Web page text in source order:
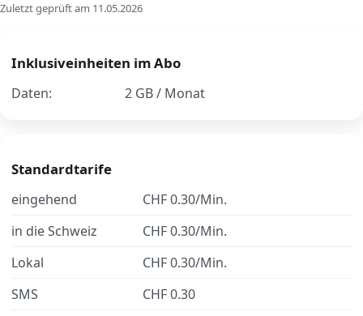
Aktionen
News
Über uns
Datenschutz·AGB Impressum
Zuletzt geprüft am 11.05.2026
Inklusiveinheiten im Abo
Daten: 2 GB / Monat
Standardtarife
eingehend
CHF 0.30/Min.
in die Schweiz
CHF 0.30/Min.
Lokal
CHF 0.30/Min.
SMS
CHF 0.30